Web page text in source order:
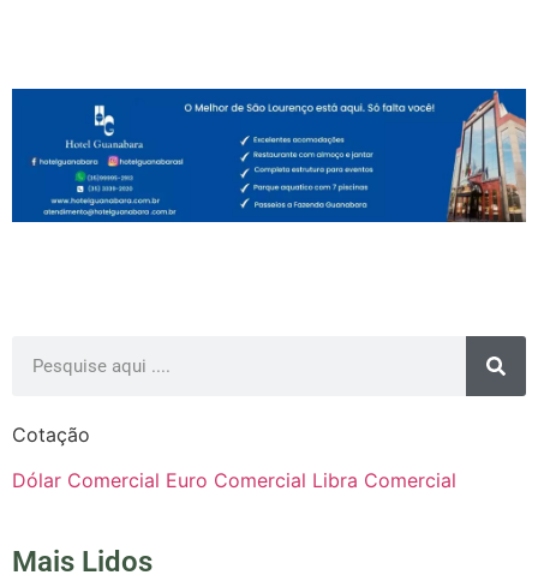
Cotação
Dólar Comercial Euro Comercial Libra Comercial
Mais Lidos